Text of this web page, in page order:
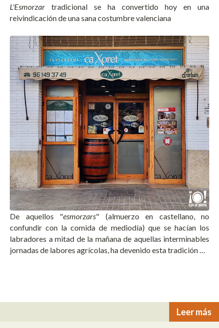
L'Esmorzar tradicional se ha convertido hoy en una
reivindicación de una sana costumbre valenciana
De aquellos "esmorzars" (almuerzo en castellano, no
confundir con la comida de mediodía) que se hacían los
labradores a mitad de la mañana de aquellas interminables
jornadas de labores agrícolas, ha devenido esta tradición …
Leer más